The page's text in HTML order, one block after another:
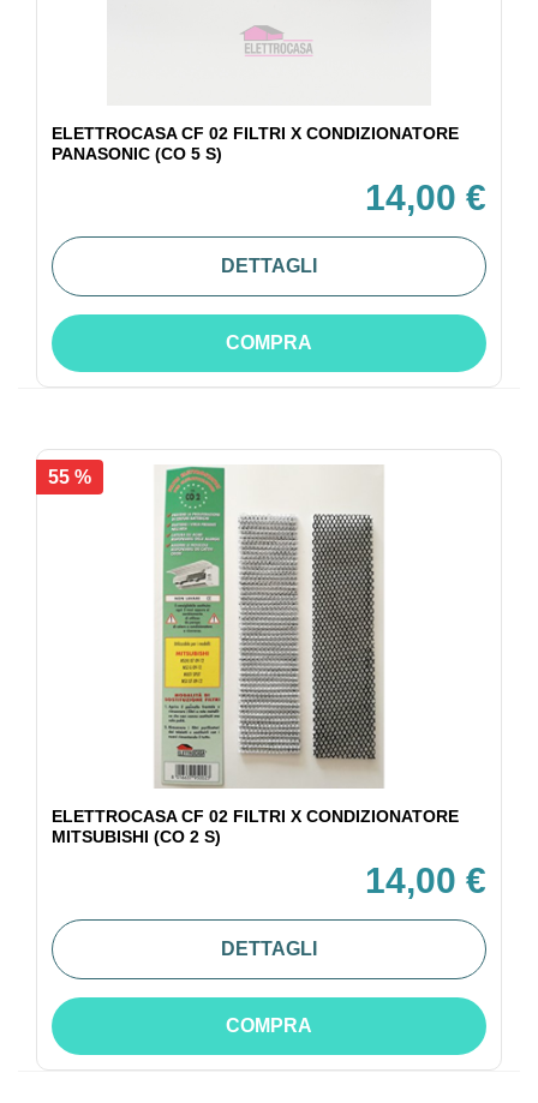
ELETTROCASA CF 02 FILTRI X CONDIZIONATORE
PANASONIC (CO 5 S)
14,00 €
DETTAGLI
COMPRA
55 %
ELETTROCASA CF 02 FILTRI X CONDIZIONATORE
MITSUBISHI (CO 2 S)
14,00 €
DETTAGLI
COMPRA